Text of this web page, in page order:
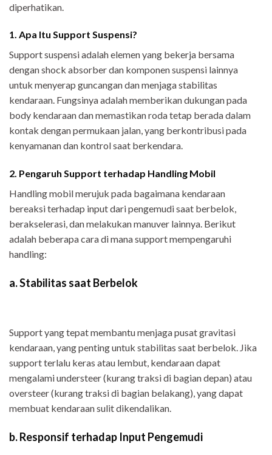
diperhatikan.
1. Apa Itu Support Suspensi?
Support suspensi adalah elemen yang bekerja bersama
dengan shock absorber dan komponen suspensi lainnya
untuk menyerap guncangan dan menjaga stabilitas
kendaraan. Fungsinya adalah memberikan dukungan pada
body kendaraan dan memastikan roda tetap berada dalam
kontak dengan permukaan jalan, yang berkontribusi pada
kenyamanan dan kontrol saat berkendara.
2. Pengaruh Support terhadap Handling Mobil
Handling mobil merujuk pada bagaimana kendaraan
bereaksi terhadap input dari pengemudi saat berbelok,
berakselerasi, dan melakukan manuver lainnya. Berikut
adalah beberapa cara di mana support mempengaruhi
handling:
a. Stabilitas saat Berbelok
Support yang tepat membantu menjaga pusat gravitasi
kendaraan, yang penting untuk stabilitas saat berbelok. Jika
support terlalu keras atau lembut, kendaraan dapat
mengalami understeer (kurang traksi di bagian depan) atau
oversteer (kurang traksi di bagian belakang), yang dapat
membuat kendaraan sulit dikendalikan.
b. Responsif terhadap Input Pengemudi